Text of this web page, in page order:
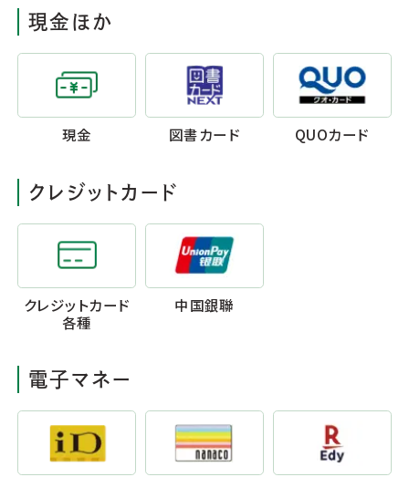
現金ほか
現金 図書カード QUOカード
クレジットカード
クレジットカード
各種
中国銀聯
電子マネー